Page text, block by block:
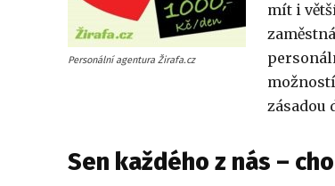
Personální agentura Žirafa.cz
mít i
zásadou
Sen každého z nás –